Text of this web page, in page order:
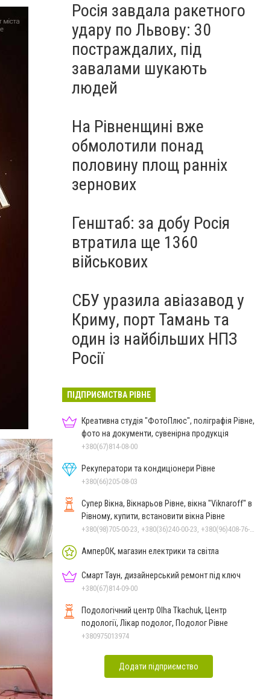
Росія завдала ракетного
удару по Львову: 30
постраждалих, під
завалами шукають
людей
На Рівненщині вже
обмолотили понад
половину площ ранніх
зернових
Генштаб: за добу Росія
втратила ще 1360
військових
СБУ уразила авіазавод у
Криму, порт Тамань та
один із найбільших НПЗ
Росії
ПІДПРИЄМСТВА РІВНЕ
Креативна студія "ФотоПлюс", поліграфія Рівне,
фото на документи, сувенірна продукція
+380(67)814-08-00
Рекуператори та кондиціонери Рівне
+380(66)205-08-03
Супер Вікна, Вікнарьов Рівне, вікна "Viknaroff" в
Рівному, купити, встановити вікна Рівне
+380(98)705-00-23, +380(36)240-00-23, +380(96)408-76-50, +380(50)642-24-00
АмперОК, магазин електрики та світла
Смарт Таун, дизайнерський ремонт під ключ
+380(67)814-09-00
Подологічний центр Olha Tkachuk, Центр
подології, Лікар подолог, Подолог Рівне
+380975013974
Додати підприємство